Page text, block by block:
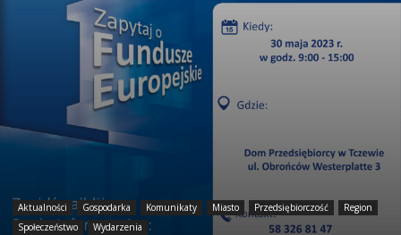
Aktualności Gospodarka Komunikaty Miasto Przedsiębiorczość
Region
Społeczeństwo
Wydarzenia